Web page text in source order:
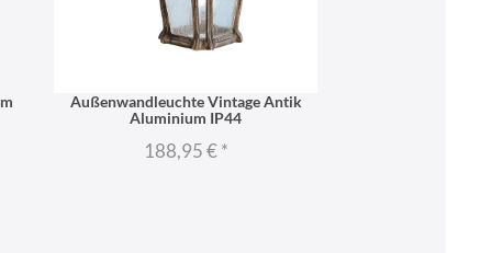
Außenwandleuchte Vintage Antik
Aluminium IP44
188,95 €*